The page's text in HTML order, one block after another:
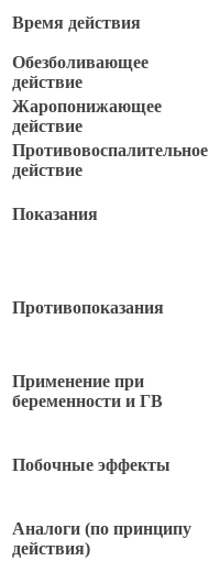
Время действия
Обезболивающее
действие
Жаропонижающее
действие
Противовоспалительное
действие
Показания
Противопоказания
Применение при
беременности и ГВ
Побочные эффекты
Аналоги (по принципу
действия)